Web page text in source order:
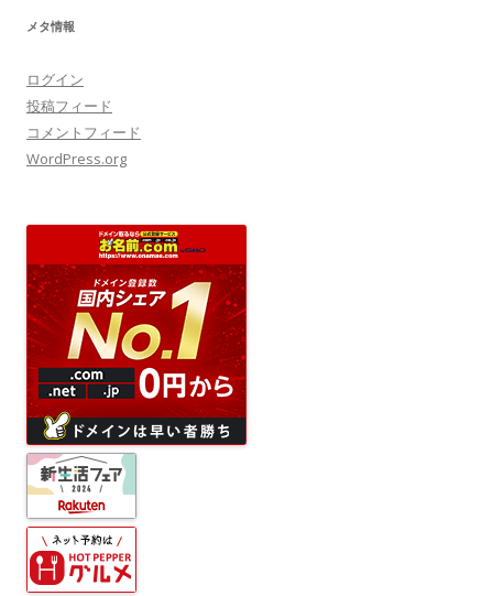
メタ情報
ログイン
投稿フィード
コメントフィード
WordPress.org